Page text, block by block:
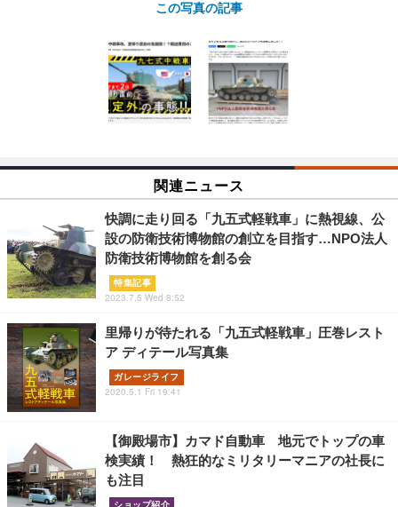
この写真の記事
関連ニュース
快調に走り回る「九五式軽戦車」に熱視線、公
設の防衛技術博物館の創立を目指す…NPO法人
防衛技術博物館を創る会
特集記事
2023.7.5 Wed 8:52
里帰りが待たれる「九五式軽戦車」圧巻レスト
ア ディテール写真集
ガレージライフ
2020.5.1 Fri 19:41
【御殿場市】カマド自動車 地元でトップの車
検実績！ 熱狂的なミリタリーマニアの社長に
も注目
ショップ紹介